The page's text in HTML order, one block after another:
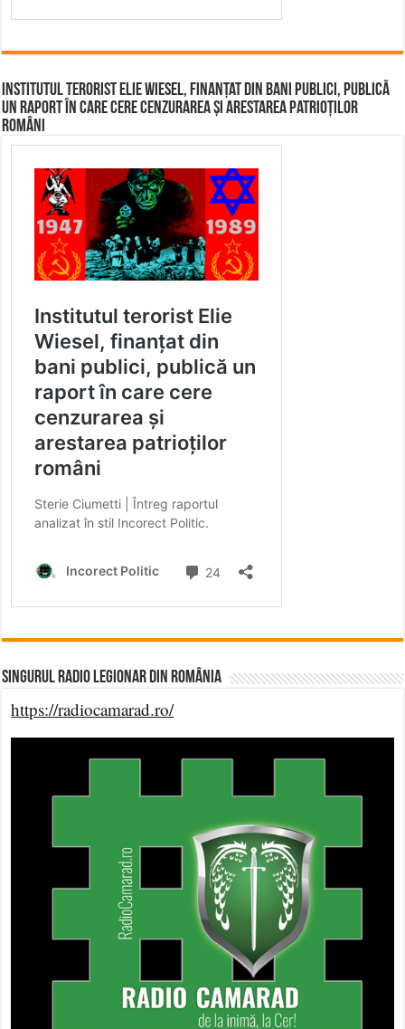
Institutul terorist Elie Wiesel, finanțat din bani publici, publică
un raport în care cere cenzurarea și arestarea patrioților
români
Singurul Radio Legionar din România
https://radiocamarad.ro/